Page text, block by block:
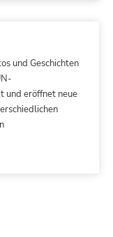
und Geschichten
und eröffnet neue